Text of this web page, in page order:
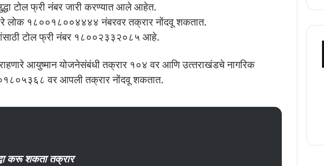
टोल फ्री नंबर जारी करण्यात आले आहेत.
लोक १८००१८००४४४४ नंबरवर तक्रार नोंदवू शकतात.
टोल फ्री नंबर १८००२३३२०८५ आहे.
आयुष्‍मान योजनेसंबंधी तक्रार १०४ वर आणि उत्‍तराखंडचे नागरिक
वर आपली तक्रार नोंदवू शकतात.
करू शकता तक्रार